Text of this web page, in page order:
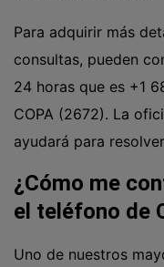
Para adquirir más
consultas, pueden
24 horas que es +1
COPA (2672). La
ayudará para
¿Cómo me
el teléfono de
Uno de nuestros